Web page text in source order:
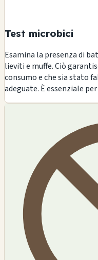
Test microbici
Esamina la presenza di
lieviti e muffe. Ciò
consumo e che sia stato
adeguate. È essenziale